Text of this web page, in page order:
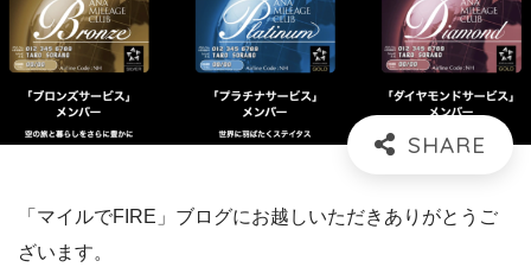
「マイルでFIRE」ブログにお越しいただきありがとうご
ざいます。